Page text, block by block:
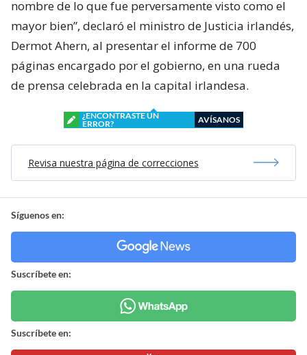
nombre de lo que fue perversamente visto como el
mayor bien”, declaró el ministro de Justicia irlandés,
Dermot Ahern, al presentar el informe de 700
páginas encargado por el gobierno, en una rueda
de prensa celebrada en la capital irlandesa.
¿ENCONTRASTE UN
ERROR?
AVÍSANOS
Revisa nuestra página de correcciones
Síguenos en:
Suscríbete en:
Suscríbete en: